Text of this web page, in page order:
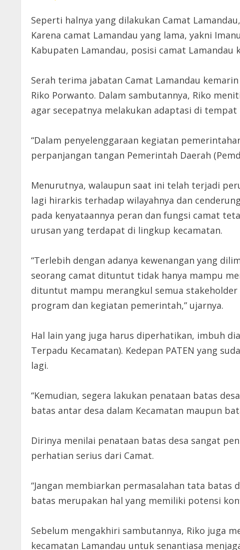
Seperti halnya yang dilakukan Camat
Karena camat Lamandau yang lama, yakni
Kabupaten Lamandau, posisi camat Lamandau
Serah terima jabatan Camat Lamandau
Riko Porwanto. Dalam sambutannya, Riko
agar secepatnya melakukan adaptasi di tempat
“Dalam penyelenggaraan kegiatan
perpanjangan tangan Pemerintah Daerah
Menurutnya, walaupun saat ini telah terjadi
lagi hirarkis terhadap wilayahnya dan
pada kenyataannya peran dan fungsi camat
urusan yang terdapat di lingkup kecamatan.
“Terlebih dengan adanya kewenangan yang
seorang camat dituntut tidak hanya mampu
dituntut mampu merangkul semua
program dan kegiatan pemerintah,” ujarnya.
Hal lain yang juga harus diperhatikan, imbuh
Terpadu Kecamatan). Kedepan PATEN yang
lagi.
“Kemudian, segera lakukan penataan batas
batas antar desa dalam Kecamatan maupun
Dirinya menilai penataan batas desa sangat
perhatian serius dari Camat.
“Jangan membiarkan permasalahan tata batas
batas merupakan hal yang memiliki potensi
Sebelum mengakhiri sambutannya, Riko juga
kecamatan Lamandau untuk senantiasa